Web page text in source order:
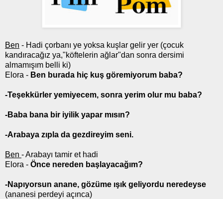
Ben - Hadi çorbanı ye yoksa kuşlar gelir yer (çocuk
kandıracağız ya,"köftelerin ağlar"dan sonra dersimi
almamışım belli ki)
Elora - Ben burada hiç kuş göremiyorum baba?
-Teşekkürler yemiyecem, sonra yerim olur mu baba?
-Baba bana bir iyilik yapar mısın?
-Arabaya zıpla da gezdireyim seni.
Ben - Arabayı tamir et hadi
Elora - Önce nereden başlayacağım?
-Napıyorsun anane, gözüme ışık geliyordu neredeyse
(ananesi perdeyi açınca)